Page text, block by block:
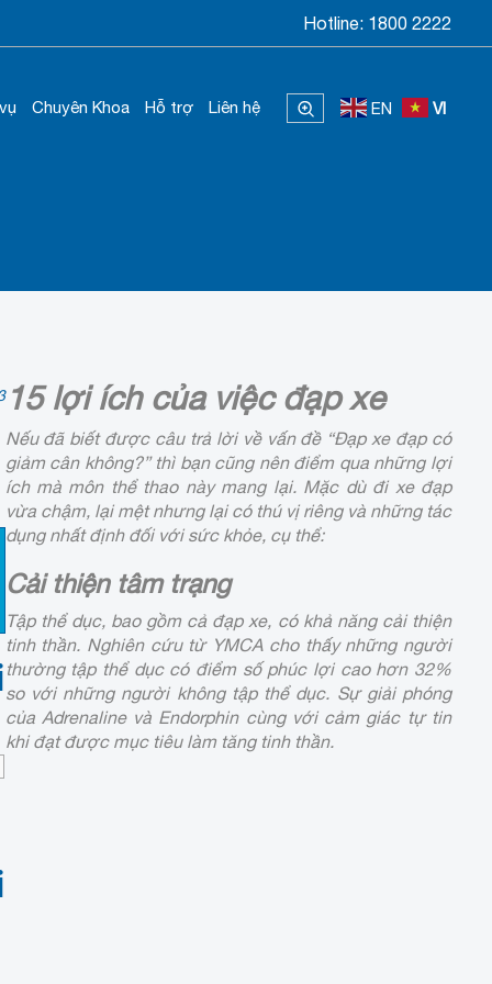
Hotline: 1800 2222
Chuyên Khoa Hỗ trợ Liên hệ EN VI
15 lợi ích của việc đạp xe
Nếu đã biết được câu trả lời về vấn đề “Đạp xe đạp có
giảm cân không?” thì bạn cũng nên điểm qua những lợi
ích mà môn thể thao này mang lại. Mặc dù đi xe đạp
vừa chậm, lại mệt nhưng lại có thú vị riêng và những tác
dụng nhất định đối với sức khỏe, cụ thể:
Cải thiện tâm trạng
Tập thể dục, bao gồm cả đạp xe, có khả năng cải thiện
tinh thần. Nghiên cứu từ YMCA cho thấy những người
thường tập thể dục có điểm số phúc lợi cao hơn 32%
so với những người không tập thể dục. Sự giải phóng
của Adrenaline và Endorphin cùng với cảm giác tự tin
khi đạt được mục tiêu làm tăng tinh thần.